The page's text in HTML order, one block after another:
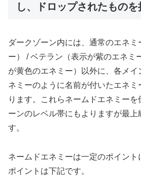
し、ドロップされたものを
ダークゾーン内には、通常のエネミ
ー） / ベテラン（表示が紫のエネミ
が黄色のエネミー）以外に、各メ
ネミーのように名前が付いたエネ
ります。これらネームドエネミー
ーンのレベル帯にもよりますが最上
す。
ネームドエネミーは一定のポイント
ポイントは下記です。